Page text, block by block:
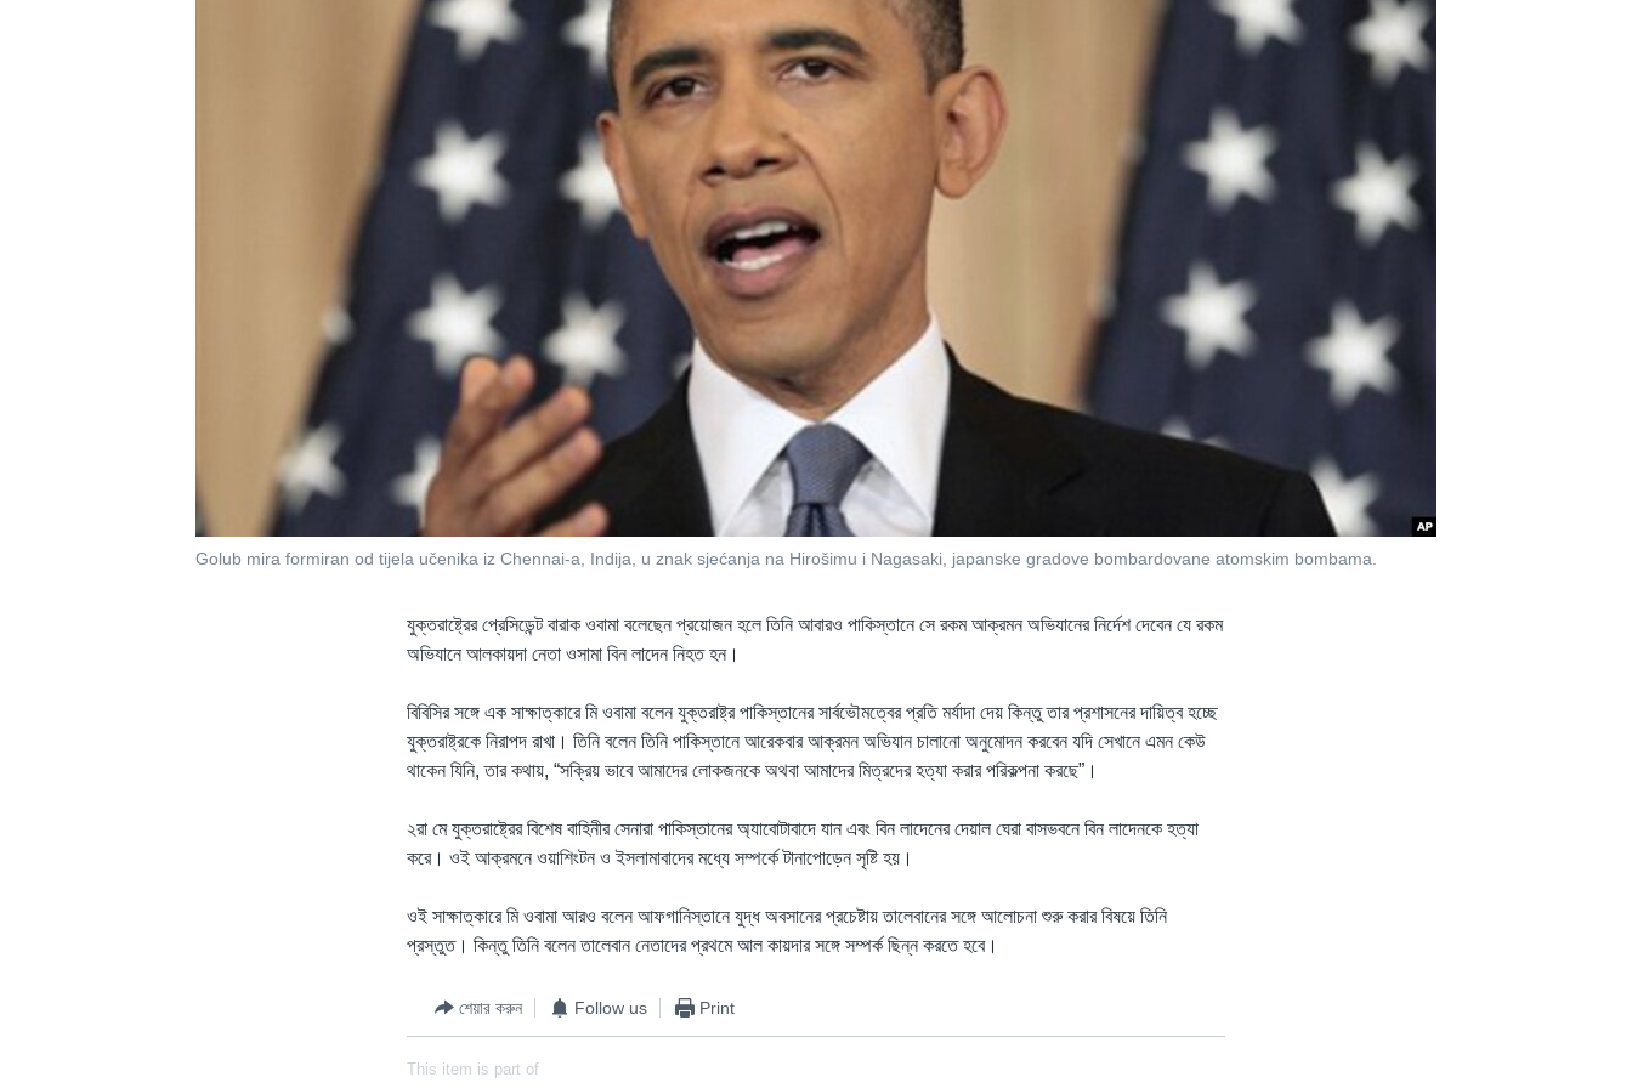
Golub mira formiran od tijela učenika iz Chennai-a, Indija, u znak sjećanja na Hirošimu i Nagasaki, japanske gradove bombardovane atomskim bombama.
যুক্তরাষ্ট্রের প্রেসিডেন্ট বারাক ওবামা বলেছেন প্রয়োজন হলে তিনি আবারও পাকিস্তানে সে রকম আক্রমন অভিযানের নির্দেশ দেবেন যে রকম
অভিযানে আলকায়দা নেতা ওসামা বিন লাদেন নিহত হন।
বিবিসির সঙ্গে এক সাক্ষাত্কারে মি ওবামা বলেন যুক্তরাষ্ট্র পাকিস্তানের সার্বভৌমত্বের প্রতি মর্যাদা দেয় কিন্তু তার প্রশাসনের দায়িত্ব হচ্ছে
যুক্তরাষ্ট্রকে নিরাপদ রাখা। তিনি বলেন তিনি পাকিস্তানে আরেকবার আক্রমন অভিযান চালানো অনুমোদন করবেন যদি সেখানে এমন কেউ
থাকেন যিনি, তার কথায়, “সক্রিয় ভাবে আমাদের লোকজনকে অথবা আমাদের মিত্রদের হত্যা করার পরিকল্পনা করছে”।
২রা মে যুক্তরাষ্ট্রের বিশেষ বাহিনীর সেনারা পাকিস্তানের অ্যাবোটাবাদে যান এবং বিন লাদেনের দেয়াল ঘেরা বাসভবনে বিন লাদেনকে হত্যা
করে। ওই আক্রমনে ওয়াশিংটন ও ইসলামাবাদের মধ্যে সম্পর্কে টানাপোড়েন সৃষ্টি হয়।
ওই সাক্ষাত্কারে মি ওবামা আরও বলেন আফগানিস্তানে যুদ্ধ অবসানের প্রচেষ্টায় তালেবানের সঙ্গে আলোচনা শুরু করার বিষয়ে তিনি
প্রস্তুত। কিন্তু তিনি বলেন তালেবান নেতাদের প্রথমে আল কায়দার সঙ্গে সম্পর্ক ছিন্ন করতে হবে।
শেয়ার করুন Follow us Print
This item is part of